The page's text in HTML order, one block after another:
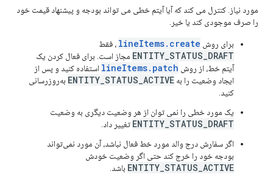
مورد نیاز. کنترل می کند که آیا آیتم خطی می تواند بودجه و پیشنهاد قیمت خود
را صرف موجودی کند یا خیر.
برای روش lineItems.create ، فقط
ENTITY_STATUS_DRAFT مجاز است. برای فعال کردن یک
آیتم خط، از روش lineItems.patch استفاده کنید و پس از
ایجاد وضعیت را به ENTITY_STATUS_ACTIVE به‌روزرسانی
کنید.
یک مورد خطی را نمی توان از هر وضعیت دیگری به وضعیت
ENTITY_STATUS_DRAFT تغییر داد.
اگر سفارش درج والد مورد خط فعال نباشد، آن مورد نمی‌تواند
بودجه خود را خرج کند حتی اگر وضعیت خودش
ENTITY_STATUS_ACTIVE باشد.